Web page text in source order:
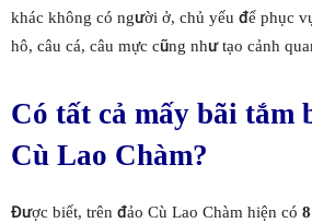
khác không có người ở, chủ yếu để phục
hô, câu cá, câu mực cũng như tạo cảnh
Có tất cả mấy bãi tắm
Cù Lao Chàm?
Được biết, trên đảo Cù Lao Chàm hiện có